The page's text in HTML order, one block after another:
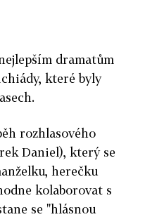
dramatům
které byly
rozhlasového
Daniel), který se
herečku
kolaborovat s
se "hlásnou